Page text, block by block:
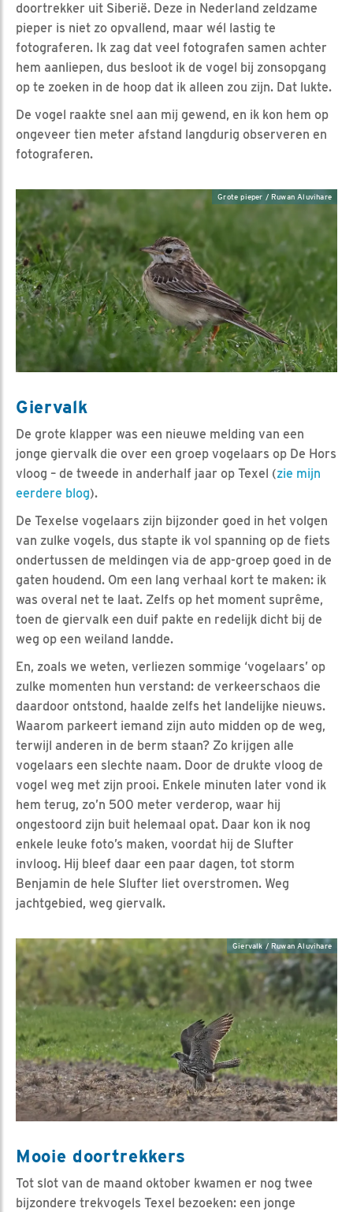
doortrekker uit Siberië. Deze in Nederland zeldzame
pieper is niet zo opvallend, maar wél lastig te
fotograferen. Ik zag dat veel fotografen samen achter
hem aanliepen, dus besloot ik de vogel bij zonsopgang
op te zoeken in de hoop dat ik alleen zou zijn. Dat lukte.
De vogel raakte snel aan mij gewend, en ik kon hem op
ongeveer tien meter afstand langdurig observeren en
fotograferen.
Grote pieper / Ruwan Aluvihare
Giervalk
De grote klapper was een nieuwe melding van een
jonge giervalk die over een groep vogelaars op De Hors
vloog – de tweede in anderhalf jaar op Texel (zie mijn
eerdere blog).
De Texelse vogelaars zijn bijzonder goed in het volgen
van zulke vogels, dus stapte ik vol spanning op de fiets
ondertussen de meldingen via de app-groep goed in de
gaten houdend. Om een lang verhaal kort te maken: ik
was overal net te laat. Zelfs op het moment suprême,
toen de giervalk een duif pakte en redelijk dicht bij de
weg op een weiland landde.
En, zoals we weten, verliezen sommige ‘vogelaars’ op
zulke momenten hun verstand: de verkeerschaos die
daardoor ontstond, haalde zelfs het landelijke nieuws.
Waarom parkeert iemand zijn auto midden op de weg,
terwijl anderen in de berm staan? Zo krijgen alle
vogelaars een slechte naam. Door de drukte vloog de
vogel weg met zijn prooi. Enkele minuten later vond ik
hem terug, zo’n 500 meter verderop, waar hij
ongestoord zijn buit helemaal opat. Daar kon ik nog
enkele leuke foto’s maken, voordat hij de Slufter
invloog. Hij bleef daar een paar dagen, tot storm
Benjamin de hele Slufter liet overstromen. Weg
jachtgebied, weg giervalk.
Giervalk / Ruwan Aluvihare
Mooie doortrekkers
Tot slot van de maand oktober kwamen er nog twee
bijzondere trekvogels Texel bezoeken: een jonge